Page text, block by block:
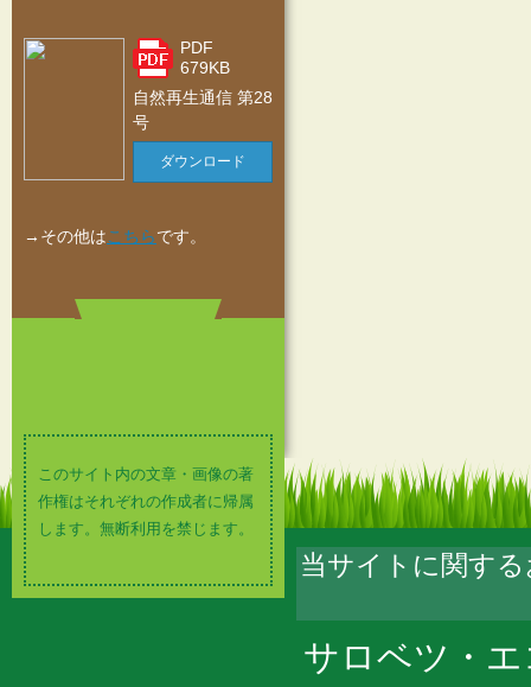
PDF
679KB
自然再生通信 第28
号
ダウンロード
→その他はこちらです。
このサイト内の文章・画像の著
作権はそれぞれの作成者に帰属
します。無断利用を禁じます。
当サイトに関す
サロベツ・